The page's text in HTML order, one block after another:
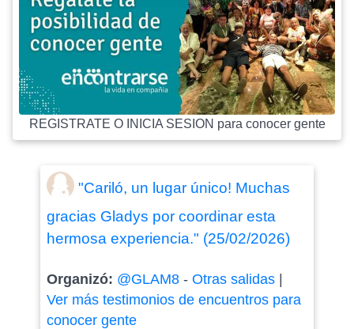
REGISTRATE O INICIA SESION para conocer gente
"Cariló, un lugar único! Muchas
gracias Gladys por coordinar esta
hermosa experiencia." (25/02/2026)
Organizó: @GLAM8- Otras salidas|
Ver más testimonios de encuentros para
conocer gente